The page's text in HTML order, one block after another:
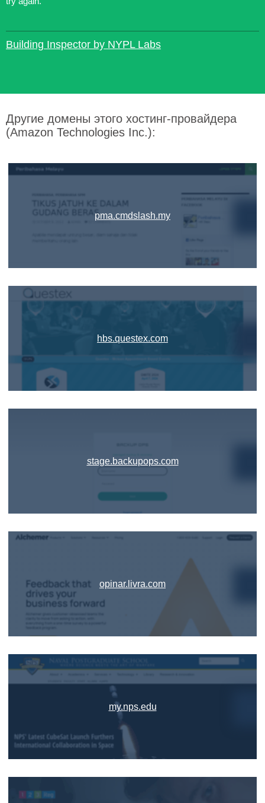
Building Inspector by NYPL Labs
Другие домены этого хостинг-провайдера
(Amazon Technologies Inc.):
pma.cmdslash.my
hbs.questex.com
stage.backupops.com
opinar.livra.com
my.nps.edu